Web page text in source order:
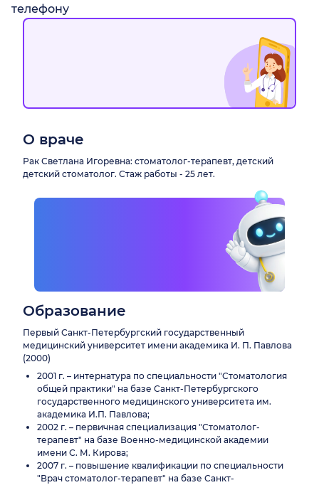
телефону
О враче
Рак Светлана Игоревна: стоматолог-терапевт, детский
детский стоматолог. Стаж работы - 25 лет.
Образование
Первый Санкт-Петербургский государственный
медицинский университет имени академика И. П. Павлова
(2000)
2001 г. – интернатура по специальности "Стоматология
общей практики" на базе Санкт-Петербургского
государственного медицинского университета им.
академика И.П. Павлова;
2002 г. – первичная специализация "Стоматолог-
терапевт" на базе Военно-медицинской академии
имени С. М. Кирова;
2007 г. – повышение квалификации по специальности
"Врач стоматолог-терапевт" на базе Санкт-